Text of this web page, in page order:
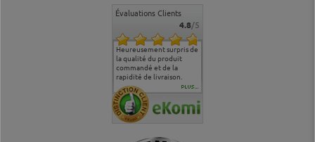
Évaluations Clients
4.8/5
Heureusement surpris de
la qualité du produit
commandé et de la
rapidité de livraison.
de l'aménagement et ne
regrette pas mon achat.
PLUS...